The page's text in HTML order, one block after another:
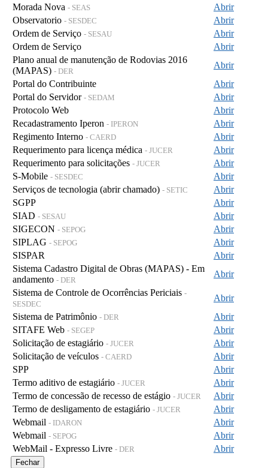
Morada Nova - SEAS
Abrir
Observatorio - SESDEC
Abrir
Ordem de Serviço - SESAU
Abrir
Ordem de Serviço
Abrir
Plano anual de manutenção de Rodovias 2016
(MAPAS) - DER
Abrir
Portal do Contribuinte
Abrir
Portal do Servidor - SEDAM
Abrir
Protocolo Web
Abrir
Recadastramento Iperon - IPERON
Abrir
Regimento Interno - CAERD
Abrir
Requerimento para licença médica - JUCER
Abrir
Requerimento para solicitações - JUCER
Abrir
S-Mobile - SESDEC
Abrir
Serviços de tecnologia (abrir chamado) - SETIC
Abrir
SGPP
Abrir
SIAD - SESAU
Abrir
SIGECON - SEPOG
Abrir
SIPLAG - SEPOG
Abrir
SISPAR
Abrir
Sistema Cadastro Digital de Obras (MAPAS) - Em
andamento - DER
Abrir
Sistema de Controle de Ocorrências Periciais -
SESDEC
Abrir
Sistema de Patrimônio - DER
Abrir
SITAFE Web - SEGEP
Abrir
Solicitação de estagiário - JUCER
Abrir
Solicitação de veículos - CAERD
Abrir
SPP
Abrir
Termo aditivo de estagiário - JUCER
Abrir
Termo de concessão de recesso de estágio - JUCER
Abrir
Termo de desligamento de estagiário - JUCER
Abrir
Webmail - IDARON
Abrir
Webmail - SEPOG
Abrir
WebMail - Expresso Livre - DER Abrir
Fechar